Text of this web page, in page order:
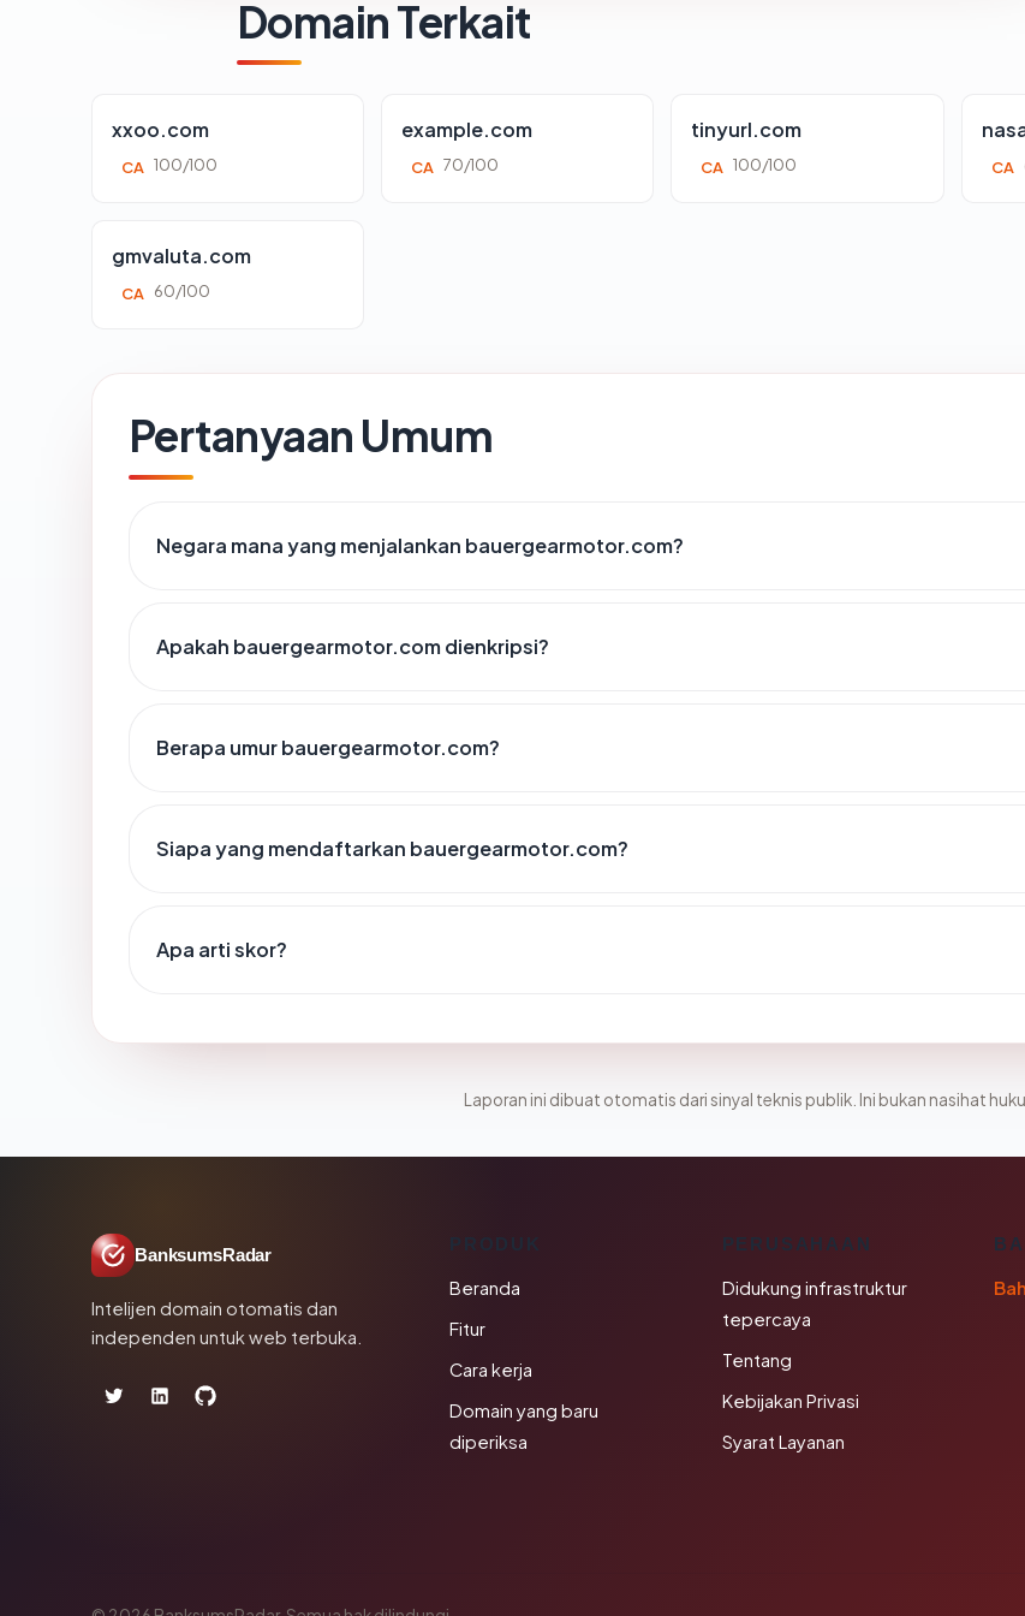
Domain Terkait
xxoo.com
CA 100/100
example.com
CA 70/100
tinyurl.com
CA 100/100 CA
gmvaluta.com
CA 60/100
Pertanyaan Umum
Negara mana yang menjalankan bauergearmotor.com?
Apakah bauergearmotor.com dienkripsi?
Berapa umur bauergearmotor.com?
Siapa yang mendaftarkan bauergearmotor.com?
Apa arti skor?
Laporan ini dibuat otomatis dari sinyal teknis publik. Ini bukan nasihat
BanksumsRadar
Intelijen domain otomatis dan
independen untuk web terbuka.
Beranda
Fitur
Cara kerja
Domain yang baru
diperiksa
PERUSAHAAN
Didukung infrastruktur
tepercaya
Tentang
Kebijakan Privasi
Syarat Layanan